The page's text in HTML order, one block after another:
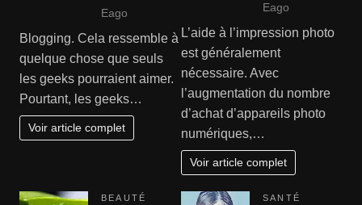
Eago
Blogging. Cela ressemble à
quelque chose que seuls
les geeks pourraient aimer.
Pourtant, les geeks…
Voir article complet
Eago
L’aide à l’impression photo
est généralement
nécessaire. Avec
l’augmentation du nombre
d’achat d’appareils photo
numériques,…
Voir article complet
BEAUTÉ
SANTÉ